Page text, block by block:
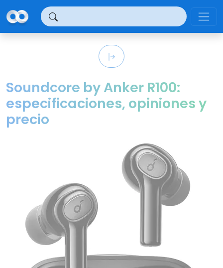
Soundcore by Anker R100:
especificaciones, opiniones y
precio
Panel de gestión de cookies